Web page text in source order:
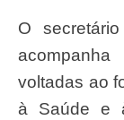
O secretário pontuou ainda que o Conass
voltadas ao
à Saúde e